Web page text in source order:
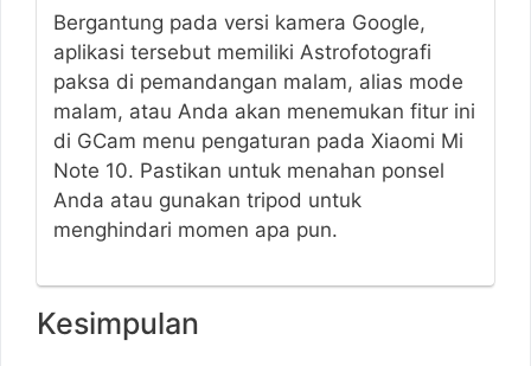
Bergantung pada versi kamera Google,
aplikasi tersebut memiliki Astrofotografi
paksa di pemandangan malam, alias mode
malam, atau Anda akan menemukan fitur ini
di GCam menu pengaturan pada Xiaomi Mi
Note 10. Pastikan untuk menahan ponsel
Anda atau gunakan tripod untuk
menghindari momen apa pun.
Kesimpulan